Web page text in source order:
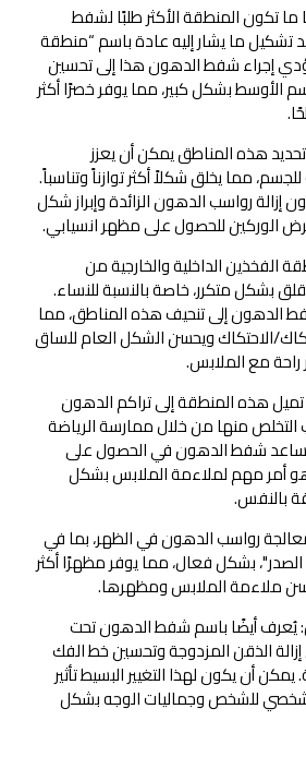
ما تكون المنطقة الأكثر طلبًا لشفط
تشكيل ما يشار إليه عادة باسم “منطقة
إجراء شفط الدهون هذا إلى تحسين
الأوسط بشكل كبير، مما يوفر خصرًا أكثر
هذه المناطق يمكن أن يعزز
مما يخلق شكلاً أكثر توازناً وتناسباً.
رواسب الدهون الزائدة وإبراز شكل
الوركين للحصول على مظهر انسيابي.
الفخذين الداخلية والخارجية من
بشكل متكرر، خاصة بالنسبة للنساء.
الدهون إلى تنحيف هذه المناطق، مما
الاحتكاك ويحسن الشكل العام للساق
راحة مع الملابس.
تميل هذه المنطقة إلى تراكم الدهون
التخلص منها من خلال ممارسة الرياضة
شفط الدهون في الحصول على
أمر مهم لملاءمة الملابس بشكل
بالنفس.
رواسب الدهون في الظهر، بما في
بشكل فعال، مما يوفر مظهرًا أكثر
ملاءمة الملابس ومظهرها.
يُعرف أيضًا باسم شفط الدهون تحت
الذقن المزدوجة وتحسين خط الفك
يمكن أن يكون لهذا التغيير البسيط تأثير
للشخص وجماليات الوجه بشكل